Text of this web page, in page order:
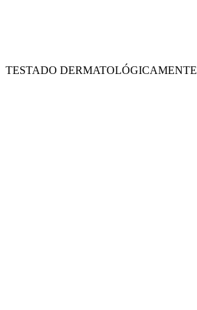
TESTADO DERMATOLÓGICAMENTE